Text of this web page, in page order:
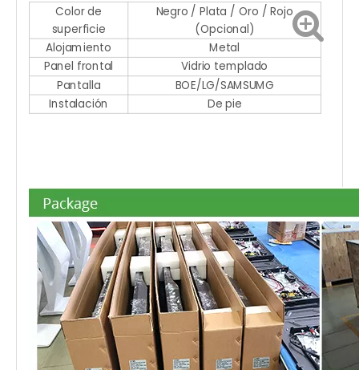
Color de
superficie
Negro / Plata / Oro / Rojo
(Opcional)
Alojamiento
Metal
Panel frontal
Vidrio templado
Pantalla
BOE/LG/SAMSUMG
Instalación
De pie